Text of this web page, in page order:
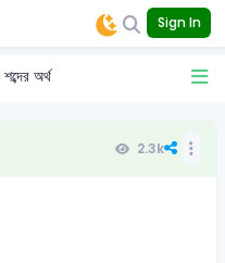
Sign In
শব্দের অর্থ
2.3k